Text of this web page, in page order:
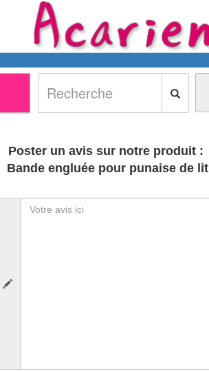
Poster un avis sur notre produit :
Bande engluée pour punaise de lit